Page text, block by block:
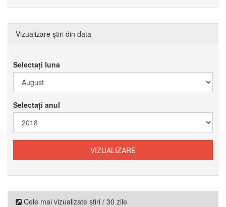
Vizualizare știri din data
Selectați luna
Selectați anul
Cele mai vizualizate știri / 30 zile